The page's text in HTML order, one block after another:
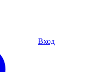
Вход